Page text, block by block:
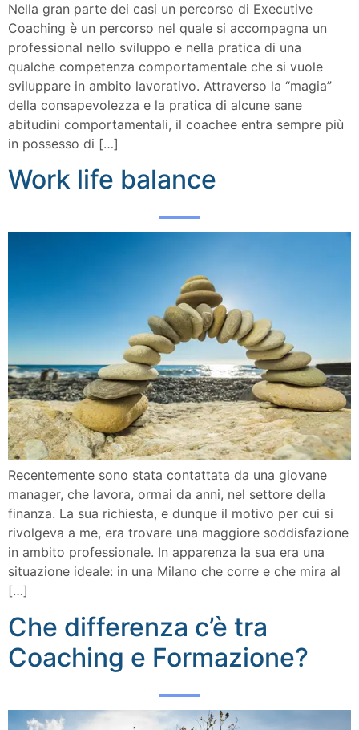
Nella gran parte dei casi un percorso di Executive
Coaching è un percorso nel quale si accompagna un
professional nello sviluppo e nella pratica di una
qualche competenza comportamentale che si vuole
sviluppare in ambito lavorativo. Attraverso la “magia”
della consapevolezza e la pratica di alcune sane
abitudini comportamentali, il coachee entra sempre più
in possesso di […]
Work life balance
Recentemente sono stata contattata da una giovane
manager, che lavora, ormai da anni, nel settore della
finanza. La sua richiesta, e dunque il motivo per cui si
rivolgeva a me, era trovare una maggiore soddisfazione
in ambito professionale. In apparenza la sua era una
situazione ideale: in una Milano che corre e che mira al
[…]
Che differenza c’è tra
Coaching e Formazione?